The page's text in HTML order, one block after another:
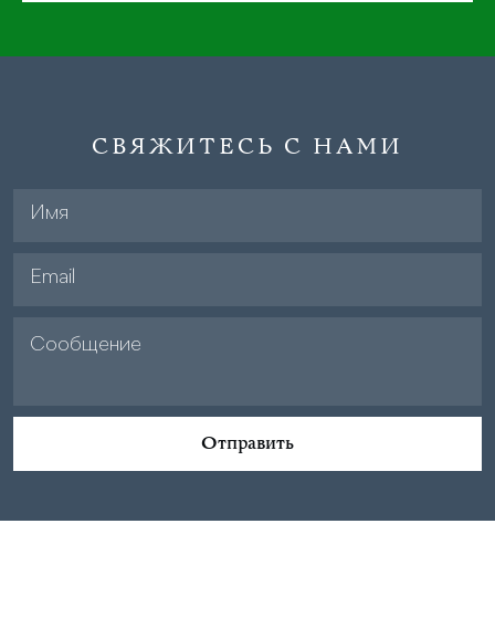
СВЯЖИТЕСЬ С НАМИ
Отправить